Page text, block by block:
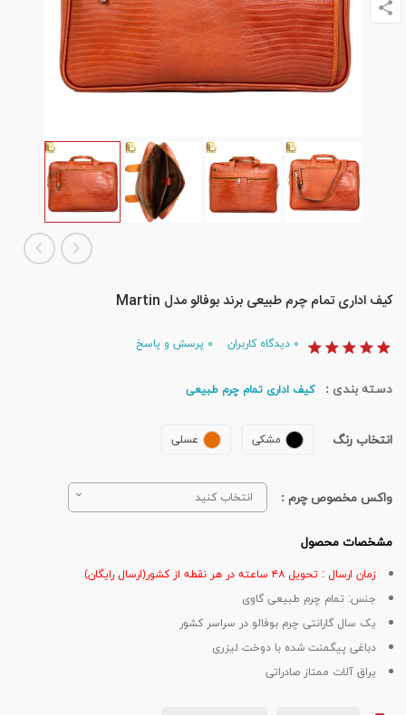
کیف اداری تمام چرم طبیعی برند بوفالو مدل Martin
دیدگاه کاربران پرسش و پاسخ
دسته بندی : کیف اداری تمام چرم طبیعی
انتخاب رنگ مشکی عسلی
واکس مخصوص چرم : انتخاب کنید
مشخصات محصول
زمان ارسال : تحویل ۴۸ ساعته در هر نقطه از کشور(ارسال رایگان)
جنس: تمام چرم طبیعی گاوی
یک سال گارانتی چرم بوفالو در سراسر کشور
دباغی پیگمنت شده با دوخت لیزری
یراق آلات ممتاز صادراتی